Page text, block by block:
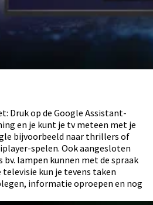
Druk op de Google Assistant-
en je kunt je tv meteen met je
bijvoorbeeld naar thrillers of
spelen. Ook aangesloten
lampen kunnen met de spraak
televisie kun je tevens taken
informatie oproepen en nog